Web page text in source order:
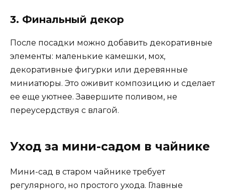
3. Финальный декор
После посадки можно добавить декоративные
элементы: маленькие камешки, мох,
декоративные фигурки или деревянные
миниатюры. Это оживит композицию и сделает
ее еще уютнее. Завершите поливом, не
переусердствуя с влагой.
Уход за мини-садом в чайнике
Мини-сад в старом чайнике требует
регулярного, но простого ухода. Главные